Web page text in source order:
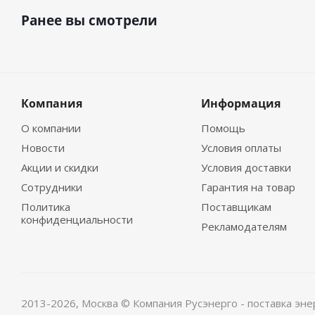
Электродвигатели
IM2011, IM3011,
Габарит 4ПФМ200
IM3001 и IM3031 не
Машины
сухого сжатого
Ранее вы смотрели
Компания
О компании
Новости
Акции и скидки
Сотрудники
Политика
конфиденциальности
Информация
Помощь
Условия оплаты
Условия доставки
Гарантия на товар
Поставщикам
Рекламодателям
2013-2026, Москва © Компания Русэнерго - поставка